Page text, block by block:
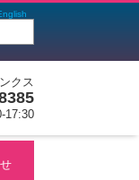
クス
17:30